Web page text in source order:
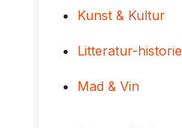
Kunst & Kultur
Litteratur-historie
Mad & Vin